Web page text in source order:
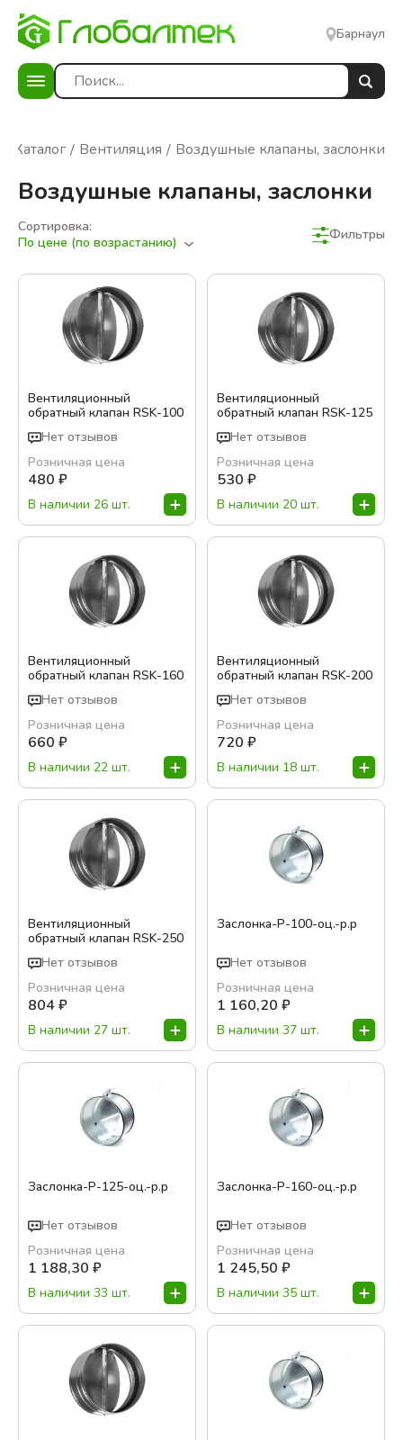
Барнаул
Каталог Вентиляция Воздушные клапаны, заслонки
Воздушные клапаны, заслонки
Сортировка:
По цене (по возрастанию)
Фильтры
Вентиляционный
обратный клапан RSK-100
Нет отзывов
Розничная цена
480 ₽
В наличии 26 шт.
Вентиляционный
обратный клапан RSK-125
Нет отзывов
Розничная цена
530 ₽
В наличии 20 шт.
Вентиляционный
обратный клапан RSK-160
Нет отзывов
Розничная цена
660 ₽
В наличии 22 шт.
Вентиляционный
обратный клапан RSK-200
Нет отзывов
Розничная цена
720 ₽
В наличии 18 шт.
Вентиляционный
обратный клапан RSK-250
Нет отзывов
Розничная цена
804₽
В наличии 27 шт.
Заслонка-Р-100-оц.-р.р
Нет отзывов
Розничная цена
1 160,20 ₽
В наличии 37 шт.
Заслонка-Р-125-оц.-р.р
Нет отзывов
Розничная цена
1 188,30 ₽
В наличии 33 шт.
Заслонка-Р-160-оц.-р.р
Нет отзывов
Розничная цена
1 245,50 ₽
В наличии 35 шт.